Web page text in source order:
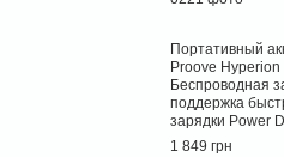
Портативный
Proove Hyperion
Беспроводная
поддержка
зарядки Power
1 849 грн